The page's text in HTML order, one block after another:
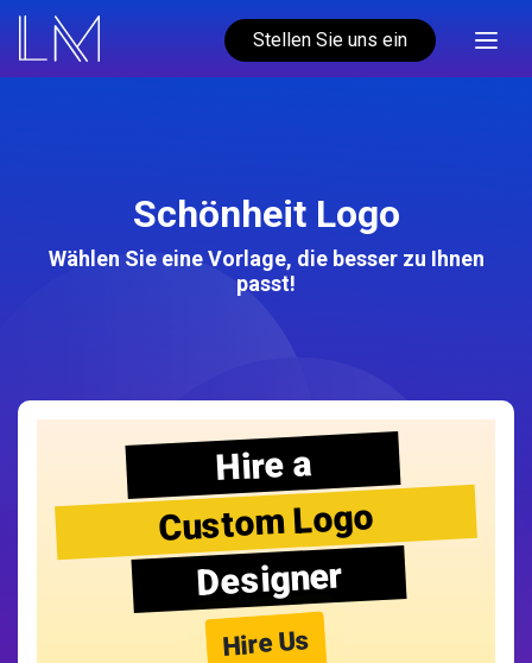
Stellen Sie uns ein
Schönheit Logo
Wählen Sie eine Vorlage, die besser zu Ihnen
passt!
Hire a
Custom Logo
Designer
Hire Us